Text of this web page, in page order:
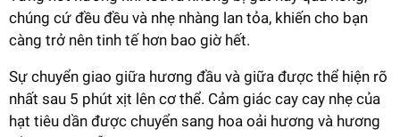
chúng cứ đều đều và nhẹ nhàng lan tỏa, khiến cho bạn
càng trở nên tinh tế hơn bao giờ hết.
Sự chuyển giao giữa hương đầu và giữa được thể hiện rõ
nhất sau 5 phút xịt lên cơ thể. Cảm giác cay cay nhẹ của
hạt tiêu dần được chuyển sang hoa oải hương và hương